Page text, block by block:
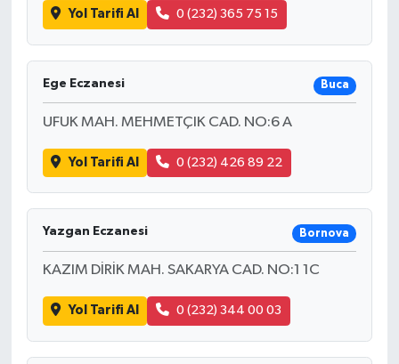
Yol Tarifi Al 0 (232) 365 75 15
Ege Eczanesi Buca
UFUK MAH. MEHMETÇIK CAD. NO:6 A
Yol Tarifi Al 0 (232) 426 89 22
Yazgan Eczanesi Bornova
KAZIM DİRİK MAH. SAKARYA CAD. NO:1 1C
Yol Tarifi Al 0 (232) 344 00 03